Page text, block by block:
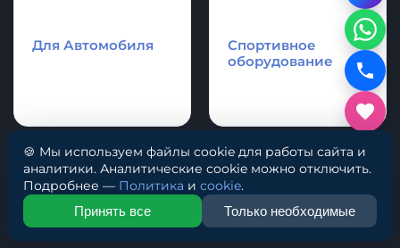
Надувные
Каяки - Рафты -
Катамараны
🍪 Мы используем файлы cookie для работы сайта и
аналитики. Аналитические cookie можно отключить.
Подробнее — Политика и cookie.
Принять все Только необходимые